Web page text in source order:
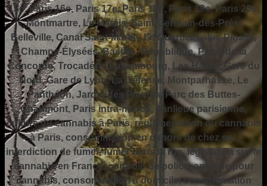
15e, Paris 16e, Paris 17e, Paris 18e, Paris 19e, Paris 20e,
Montmartre, Le Marais, Saint-Germain-des-Prés,
Belleville, Canal Saint-Martin, Le Quartier Latin, Pigalle,
Champs-Élysées, Bastille, République, Place de la
Concorde, Trocadéro, Luxembourg, Les Halles, Gare du
Nord, Gare de Lyon, La Défense, Montparnasse, Le
Panthéon, Jardin des Plantes, Parc des Buttes-
Chaumont, Paris intra-muros, banlieue parisienne,
culture du cannabis à Paris, réglementation du cannabis
à Paris, consommation en dehors de chez soi,
interdiction de fumer, fumer dans la rue, législation sur le
cannabis en France, contrôle de police, amende pour
cannabis, consommation à domicile, consommation